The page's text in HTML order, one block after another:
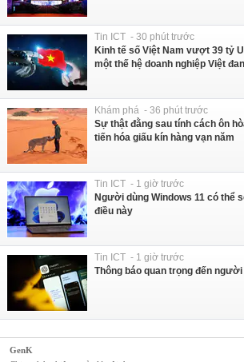
Tin ICT - 30 phút trước
Kinh tế số Việt Nam vượt 39 tỷ
một thế hệ doanh nghiệp Việt
Khám phá - 36 phút trước
Sự thật đằng sau tính cách ôn
tiến hóa giấu kín hàng vạn năm
Tin ICT - 1 giờ trước
Người dùng Windows 11 có thể
điều này
Tin ICT - 1 giờ trước
Thông báo quan trọng đến người
GenK